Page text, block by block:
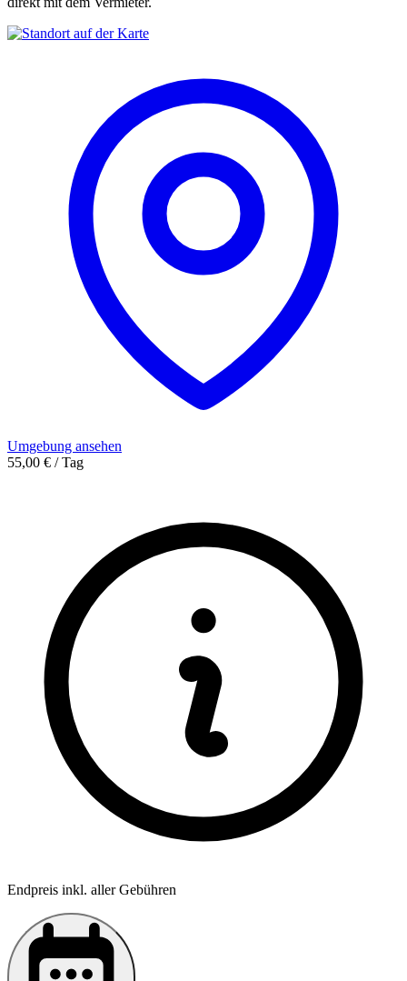
Umgebung ansehen
55,00 € / Tag
Endpreis inkl. aller Gebühren